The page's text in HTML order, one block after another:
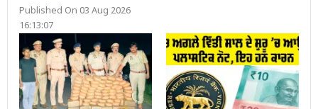
Published On 03 Aug 2026
16:13:07